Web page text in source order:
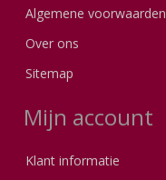
Algemene voorwaarden
Over ons
Sitemap
Mijn account
Klant informatie